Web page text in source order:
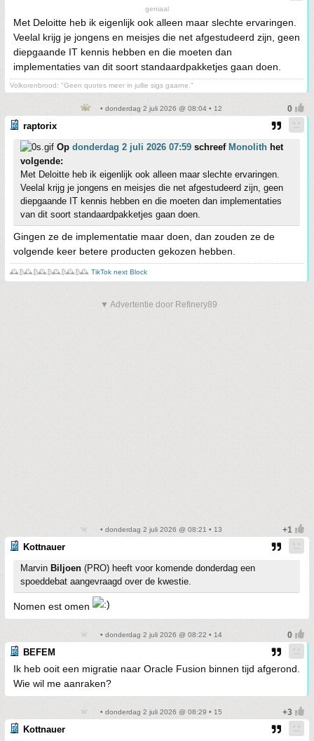
geniaal
Met Deloitte heb ik eigenlijk ook alleen maar slechte ervaringen.
Veelal krijg je jongens en meisjes die net afgestudeerd zijn, geen
diepgaande IT kennis hebben en die moeten dan
implementaties van dit soort standaardpakketjes gaan doen.
Volkorenbrood: "Geen quotes meer in jullie sigs gaarne."
• donderdag 2 juli 2026 @ 08:04 • 12
raptorix
Op donderdag 2 juli 2026 07:59 schreef Monolith het
volgende:
Met Deloitte heb ik eigenlijk ook alleen maar slechte ervaringen.
Veelal krijg je jongens en meisjes die net afgestudeerd zijn, geen
diepgaande IT kennis hebben en die moeten dan implementaties
van dit soort standaardpakketjes gaan doen.
Gingen ze de implementatie maar doen, dan zouden ze de
volgende keer betere producten gekozen hebben.
🕰️₿🕰️₿🕰️₿🕰️₿🕰️₿🕰️ TikTok next Block
▼ Advertentie door Refinery89
• donderdag 2 juli 2026 @ 08:21 • 13
Kottnauer
Marvin Biljoen (PRO) heeft voor komende donderdag een
spoeddebat aangevraagd over de kwestie.
Nomen est omen
• donderdag 2 juli 2026 @ 08:22 • 14
BEFEM
Ik heb ooit een migratie naar Oracle Fusion binnen tijd afgerond.
Wie wil me aanraken?
• donderdag 2 juli 2026 @ 08:29 • 15
Kottnauer